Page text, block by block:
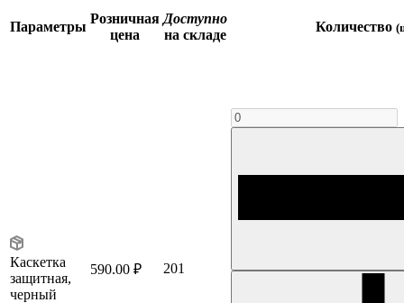
Параметры
Розничная
цена
Доступно
на складе
Количество
Каскетка
защитная,
черный
590.00 ₽ 201